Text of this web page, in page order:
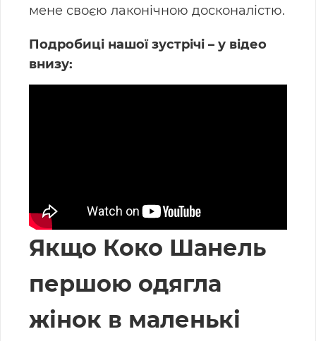
мене своєю лаконічною досконалістю.
Подробиці нашої зустрічі – у відео
внизу:
Якщо Коко Шанель
першою одягла
жінок в маленькі